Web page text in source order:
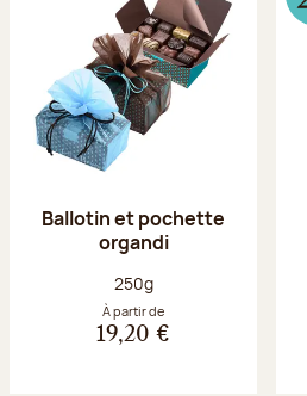
Ballotin et pochette
organdi
Poids net :
250g
À partir de
19,20 €